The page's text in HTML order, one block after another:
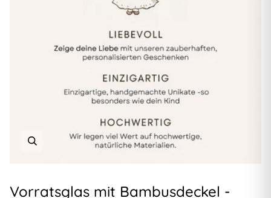
Vorratsglas mit Bambusdeckel -